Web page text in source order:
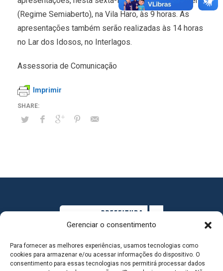
Gerenciar o consentimento
Para fornecer as melhores experiências, usamos tecnologias como
cookies para armazenar e/ou acessar informações do dispositivo. O
consentimento para essas tecnologias nos permitirá processar dados
(Regime Semiaberto), na Vila Haro, às 9 horas. As
apresentações também serão realizadas às 14 horas
no Lar dos Idosos, no Interlagos.
Assessoria de Comunicação
Imprimir